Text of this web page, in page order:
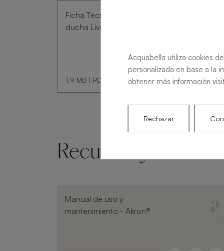
Ficha Técnica Plato de
ducha Livo Slate
1.9 MB | PDF
Recursos y
Manual de uso y
mantenimiento - Akron®
Acquabella utiliza cookies
personalizada en base a la
obtener más información
Rechazar